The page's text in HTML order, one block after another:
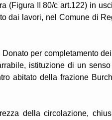
(Figura II 80/c art.122) in
dai lavori, nel Comune di
per completamento
istituzione di un
abitato della frazione
della circolazione,